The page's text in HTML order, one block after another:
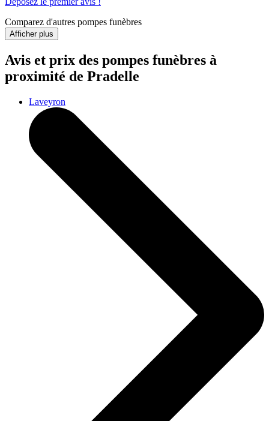
Comparez d'autres pompes funèbres
Afficher plus
Avis et prix des pompes funèbres à
proximité de Pradelle
Laveyron